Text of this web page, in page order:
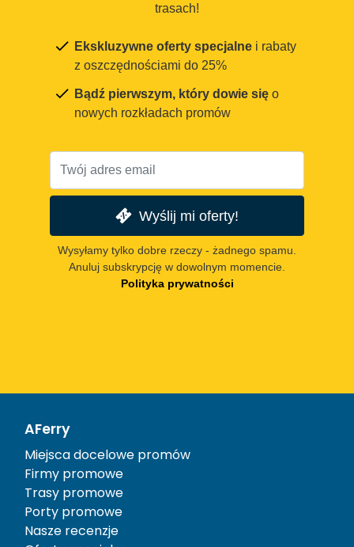
trasach!
Ekskluzywne oferty specjalne i rabaty
z oszczędnościami do 25%
Bądź pierwszym, który dowie się o
nowych rozkładach promów
Wyślij mi oferty!
Wysyłamy tylko dobre rzeczy - żadnego spamu.
Anuluj subskrypcję w dowolnym momencie.
Polityka prywatności
AFerry
Miejsca docelowe promów
Firmy promowe
Trasy promowe
Porty promowe
Nasze recenzje